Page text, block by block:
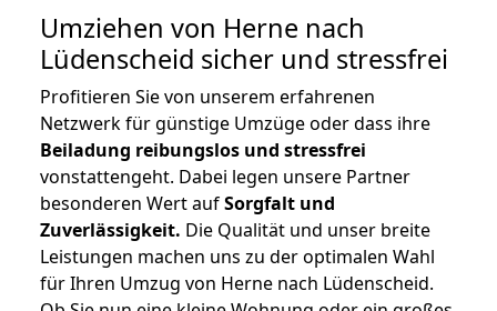
Umziehen von Herne nach
Lüdenscheid sicher und stressfrei
Profitieren Sie von unserem erfahrenen
Netzwerk für günstige Umzüge oder dass ihre
Beiladung reibungslos und stressfrei
vonstattengeht. Dabei legen unsere Partner
besonderen Wert aufSorgfalt und
Zuverlässigkeit. Die Qualität und unser breite
Leistungen machen uns zu der optimalen Wahl
für Ihren Umzug von Herne nach Lüdenscheid.